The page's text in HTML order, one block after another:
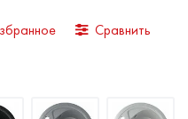
Сравнить